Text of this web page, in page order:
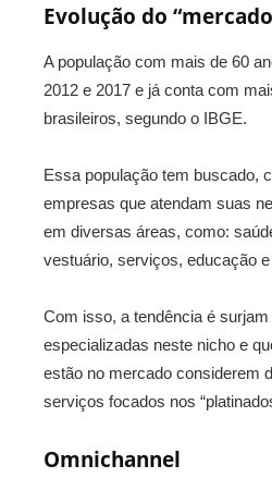
Evolução do
A população com mais de 60
2012 e 2017 e já conta com
brasileiros, segundo o IBGE.
Essa população tem buscado,
empresas que atendam suas
em diversas áreas, como:
vestuário, serviços, educação
Com isso, a tendência é surjam
especializadas neste nicho e
estão no mercado considerem
serviços focados nos
Omnichannel